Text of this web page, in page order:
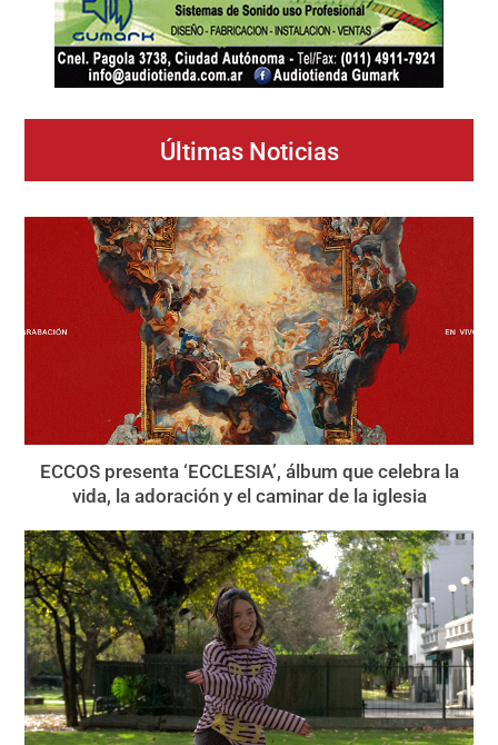
Últimas Noticias
ECCOS presenta ‘ECCLESIA’, álbum que celebra la
vida, la adoración y el caminar de la iglesia